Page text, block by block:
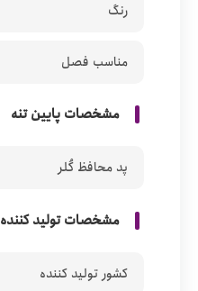
رنگ
مناسب فصل
مشخصات پایین تنه
پد محافظ کُلر
مشخصات تولید کننده
کشور تولید کننده